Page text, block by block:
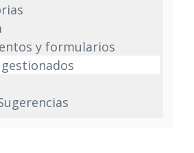
y formularios